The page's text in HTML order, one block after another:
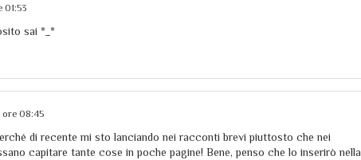
01:53
sai *_*
ore 08:45
di recente mi sto lanciando nei racconti brevi piuttosto che nei
capitare tante cose in poche pagine! Bene, penso che lo inserirò nella